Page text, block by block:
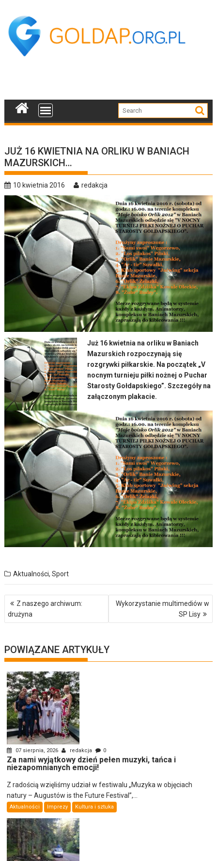
content
JUŻ 16 KWIETNIA NA ORLIKU W BANIACH
MAZURSKICH…
10 kwietnia 2016 redakcja
Już 16 kwietnia na orliku w Baniach
Mazurskich rozpoczynają się
rozgrywki piłkarskie. Na początek „V
nocnym turnieju piłki nożnej o Puchar
Starosty Gołdapskiego”. Szczegóły na
załączonym plakacie.
Aktualności,Sport
Nawigacja
wpisu
Z naszego archiwum:
drużyna
Wykorzystanie multimediów w
SP Lisy
POWIĄZANE ARTYKUŁY
07 sierpnia, 2026 redakcja 0
Za nami wyjątkowy dzień pełen muzyki, tańca i
niezapomnianych emocji!
Z radością wzięliśmy udział w festiwalu „Muzyka w objęciach
natury – Augustów is the Future Festival”,...
Aktualności Imprezy Kultura i sztuka